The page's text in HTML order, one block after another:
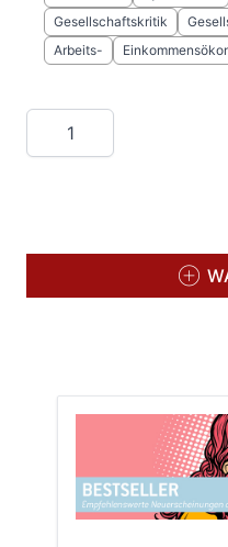
Gesellschaftskritik
Arbeits-
Menge